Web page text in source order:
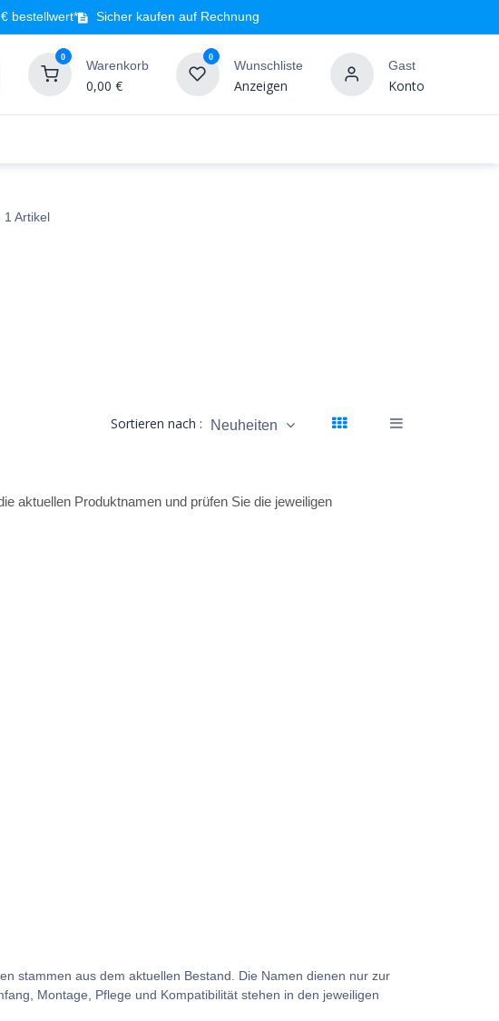
bestellwert* Sicher kaufen auf Rechnung
0
Warenkorb
0,00 €
0
Wunschliste
Anzeigen
Gast
Konto
1 Artikel
Sortieren nach : Neuheiten
aktuellen Produktnamen und prüfen Sie die jeweiligen
stammen aus dem aktuellen Bestand. Die Namen dienen nur zur
Montage, Pflege und Kompatibilität stehen in den jeweiligen